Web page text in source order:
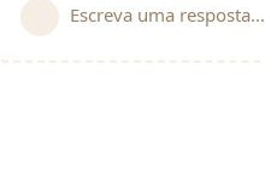
Escreva uma resposta...